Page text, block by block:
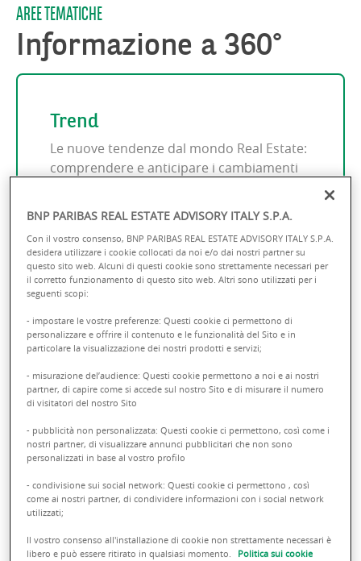
AREE TEMATICHE
Informazione a 360°
Trend
Le nuove tendenze dal mondo Real Estate:
comprendere e anticipare i cambiamenti
Scopri gli ultimi Insights
BNP PARIBAS REAL ESTATE ADVISORY ITALY S.P.A.
Con il vostro consenso, BNP PARIBAS REAL ESTATE ADVISORY ITALY S.P.A.
desidera utilizzare i cookie collocati da noi e/o dai nostri partner su
questo sito web. Alcuni di questi cookie sono strettamente necessari per
il corretto funzionamento di questo sito web. Altri sono utilizzati per i
seguenti scopi:
- impostare le vostre preferenze: Questi cookie ci permettono di
personalizzare e offrire il contenuto e le funzionalità del Sito e in
particolare la visualizzazione dei nostri prodotti e servizi;
- misurazione del’audience: Questi cookie permettono a noi e ai nostri
partner, di capire come si accede sul nostro Sito e di misurare il numero
di visitatori del nostro Sito
- pubblicità non personalizzata: Questi cookie ci permettono, così come i
nostri partner, di visualizzare annunci pubblicitari che non sono
personalizzati in base al vostro profilo
- condivisione sui social network: Questi cookie ci permettono , così
come ai nostri partner, di condividere informazioni con i social network
utilizzati;
Il vostro consenso all'installazione di cookie non strettamente necessari è
libero e può essere ritirato in qualsiasi momento.
Politica sui cookie